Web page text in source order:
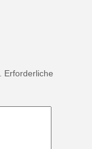
Erforderliche